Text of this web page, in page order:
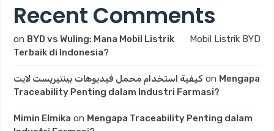
Recent Comments
Mobil Listrik BYD
on BYD vs Wuling: Mana Mobil Listrik
Terbaik di Indonesia?
كيفية استخدام محمل فيديوهات بينتيريست لايت on Mengapa
Traceability Penting dalam Industri Farmasi?
Mimin Elmika on Mengapa Traceability Penting dalam